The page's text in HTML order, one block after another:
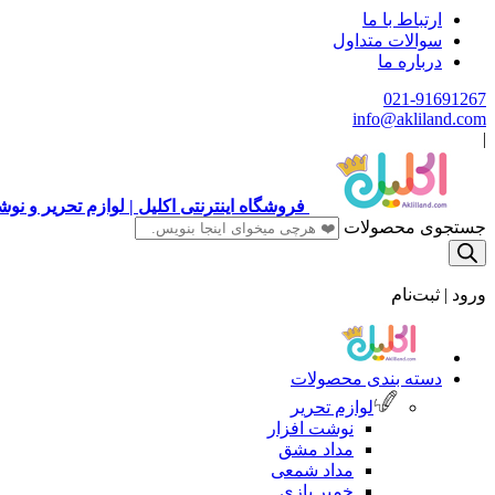
ارتباط با ما
سوالات متداول
درباره ما
021-91691267
info@akliland.com
|
فروشگاه اینترنتی اکلیل | لوازم تحریر و
جستجوی محصولات
ورود | ثبت‌نام
دسته بندی محصولات
لوازم تحریر
نوشت افزار
مداد مشق
مداد شمعی
خمیر بازی